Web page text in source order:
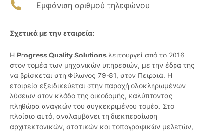
Εμφάνιση αριθμού τηλεφώνου
Σχετικά με την εταιρεία:
Η Progress Quality Solutions λειτουργεί από το 2016
στον τομέα των μηχανικών υπηρεσιών, με την έδρα της
να βρίσκεται στη Φίλωνος 79-81, στον Πειραιά. Η
εταιρεία εξειδικεύεται στην παροχή ολοκληρωμένων
λύσεων στον κλάδο της οικοδομής, καλύπτοντας
πληθώρα αναγκών του συγκεκριμένου τομέα. Στο
πλαίσιο αυτό, αναλαμβάνει τη διεκπεραίωση
αρχιτεκτονικών, στατικών και τοπογραφικών μελετών,